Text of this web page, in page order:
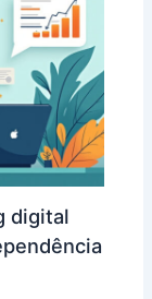
digital